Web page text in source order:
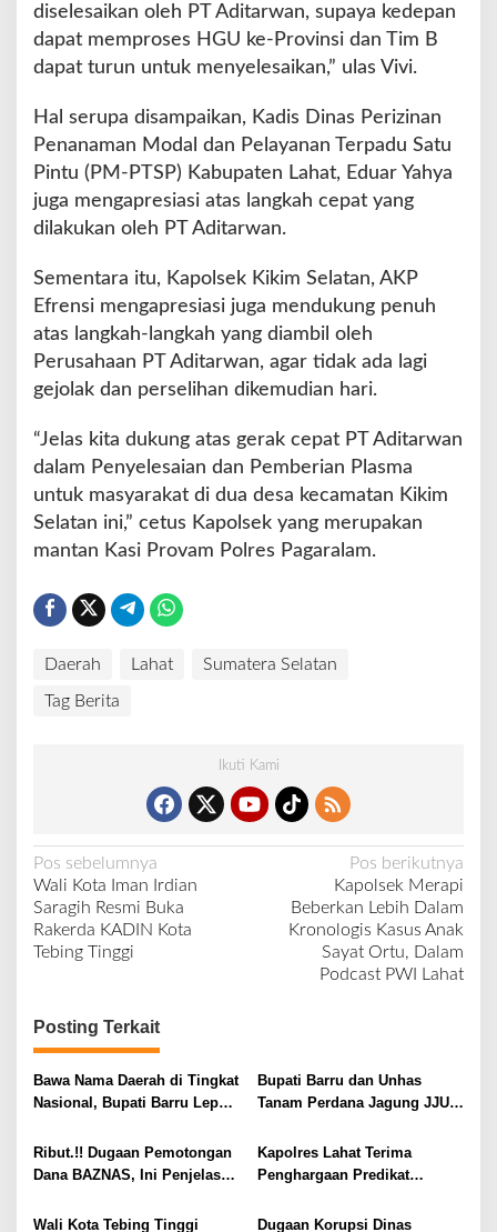
diselesaikan oleh PT Aditarwan, supaya kedepan
dapat memproses HGU ke-Provinsi dan Tim B
dapat turun untuk menyelesaikan,” ulas Vivi.
Hal serupa disampaikan, Kadis Dinas Perizinan
Penanaman Modal dan Pelayanan Terpadu Satu
Pintu (PM-PTSP) Kabupaten Lahat, Eduar Yahya
juga mengapresiasi atas langkah cepat yang
dilakukan oleh PT Aditarwan.
Sementara itu, Kapolsek Kikim Selatan, AKP
Efrensi mengapresiasi juga mendukung penuh
atas langkah-langkah yang diambil oleh
Perusahaan PT Aditarwan, agar tidak ada lagi
gejolak dan perselihan dikemudian hari.
“Jelas kita dukung atas gerak cepat PT Aditarwan
dalam Penyelesaian dan Pemberian Plasma
untuk masyarakat di dua desa kecamatan Kikim
Selatan ini,” cetus Kapolsek yang merupakan
mantan Kasi Provam Polres Pagaralam.
Daerah Lahat Sumatera Selatan
Tag Berita
Ikuti Kami
N
a
v
i
a
s
i
p
o
s
Pos sebelumnya
Wali Kota Iman Irdian
Saragih Resmi Buka
Rakerda KADIN Kota
Tebing Tinggi
Pos berikutnya
Kapolsek Merapi
Beberkan Lebih Dalam
Kronologis Kasus Anak
Sayat Ortu, Dalam
Podcast PWI Lahat
Posting Terkait
Bawa Nama Daerah di Tingkat
Nasional, Bupati Barru Lepas
XII
Bupati Barru dan Unhas
Tanam Perdana Jagung JJUH,
dan Kesejahteraan Petani
Ribut.!! Dugaan Pemotongan
Dana BAZNAS, Ini Penjelasan
Kapolres Lahat Terima
Penghargaan Predikat
Sumsel Tahun 2026
Wali Kota Tebing Tinggi Dugaan Korupsi Dinas